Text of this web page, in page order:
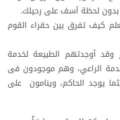
لحظة أسف على رحيلك.
كيف تفرق بين حقراء القوم
وقد أوجدتهم الطبيعة لخدمة
الراعي، وهم موجودون فى
يوجد الحاكم، وينامون على